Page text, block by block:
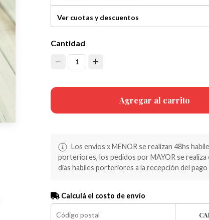
Ver cuotas y descuentos
Cantidad
1
Agregar al carrito
Los envios x MENOR se realizan 48hs
porteriores, los pedidos por MAYOR se realiza
dias habiles porteriores a la recepción del pago
Calculá el costo de envío